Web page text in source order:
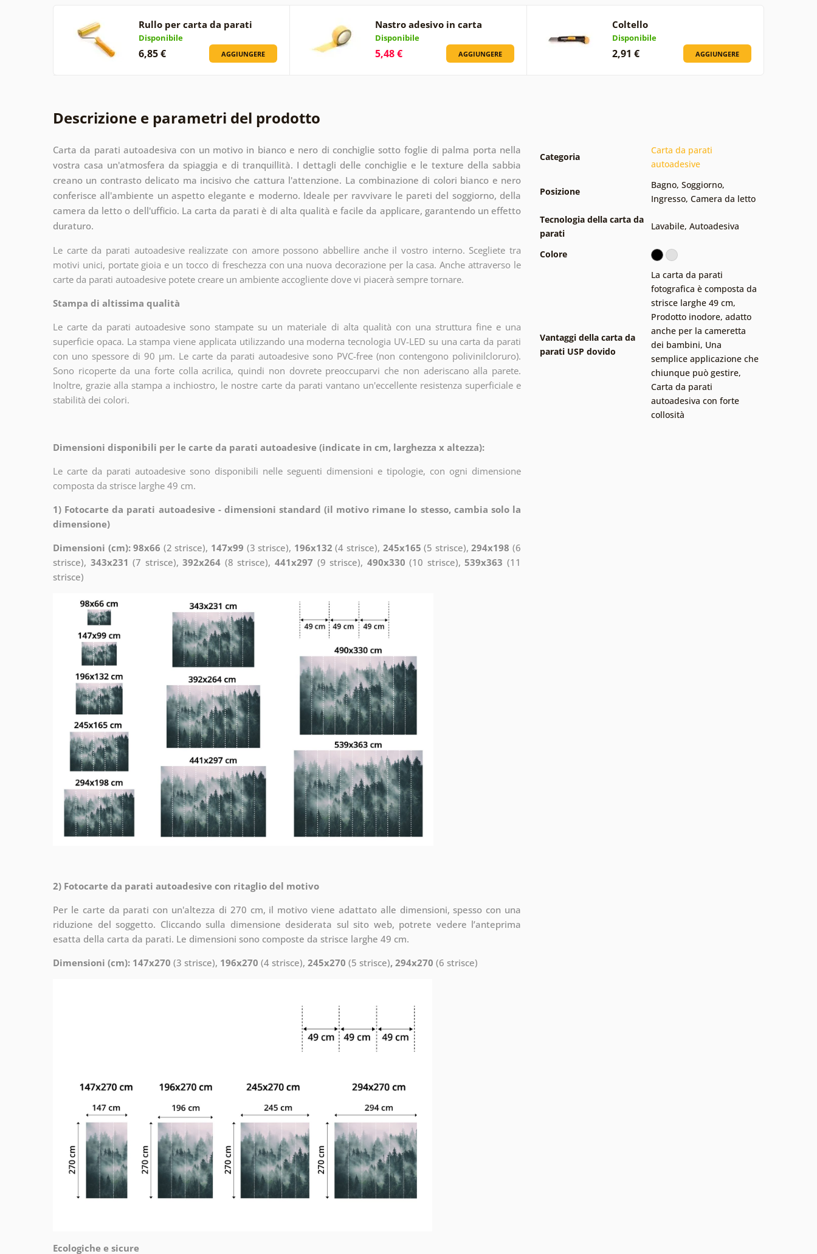
Rullo per carta da parati
Disponibile
6,85 € AGGIUNGERE
Nastro adesivo in carta
Disponibile
5,48 € AGGIUNGERE
Coltello
Disponibile
2,91 € AGGIUNGERE
Descrizione e parametri del prodotto
Carta da parati autoadesiva con un motivo in bianco e nero di conchiglie sotto foglie di palma porta nella
vostra casa un'atmosfera da spiaggia e di tranquillità. I dettagli delle conchiglie e le texture della sabbia
creano un contrasto delicato ma incisivo che cattura l'attenzione. La combinazione di colori bianco e nero
conferisce all'ambiente un aspetto elegante e moderno. Ideale per ravvivare le pareti del soggiorno, della
camera da letto o dell'ufficio. La carta da parati è di alta qualità e facile da applicare, garantendo un effetto
duraturo.
Le carte da parati autoadesive realizzate con amore possono abbellire anche il vostro interno. Scegliete tra
motivi unici, portate gioia e un tocco di freschezza con una nuova decorazione per la casa. Anche attraverso le
carte da parati autoadesive potete creare un ambiente accogliente dove vi piacerà sempre tornare.
Stampa di altissima qualità
Le carte da parati autoadesive sono stampate su un materiale di alta qualità con una struttura fine e una
superficie opaca. La stampa viene applicata utilizzando una moderna tecnologia UV-LED su una carta da parati
con uno spessore di 90 µm. Le carte da parati autoadesive sono PVC-free (non contengono polivinilcloruro).
Sono ricoperte da una forte colla acrilica, quindi non dovrete preoccuparvi che non aderiscano alla parete.
Inoltre, grazie alla stampa a inchiostro, le nostre carte da parati vantano un'eccellente resistenza superficiale e
stabilità dei colori.
Dimensioni disponibili per le carte da parati autoadesive (indicate in cm, larghezza x altezza):
Le carte da parati autoadesive sono disponibili nelle seguenti dimensioni e tipologie, con ogni dimensione
composta da strisce larghe 49 cm.
1) Fotocarte da parati autoadesive - dimensioni standard (il motivo rimane lo stesso, cambia solo la
dimensione)
Dimensioni (cm): 98x66 (2 strisce), 147x99 (3 strisce), 196x132 (4 strisce), 245x165 (5 strisce),294x198 (6
strisce), 343x231 (7 strisce),392x264 (8 strisce),441x297 (9 strisce), 490x330 (10 strisce),539x363 (11
strisce)
2) Fotocarte da parati autoadesive con ritaglio del motivo
Per le carte da parati con un'altezza di 270 cm, il motivo viene adattato alle dimensioni, spesso con una
riduzione del soggetto. Cliccando sulla dimensione desiderata sul sito web, potrete vedere l’anteprima
esatta della carta da parati. Le dimensioni sono composte da strisce larghe 49 cm.
Dimensioni (cm): 147x270 (3 strisce), 196x270 (4 strisce), 245x270 (5 strisce), 294x270 (6 strisce)
Ecologiche e sicure
Categoria
Carta da parati
autoadesive
Posizione
Bagno, Soggiorno,
Ingresso, Camera da letto
Tecnologia della carta da
parati
Lavabile, Autoadesiva
Colore
Vantaggi della carta da
parati USP dovido
La carta da parati
fotografica è composta da
strisce larghe 49 cm,
Prodotto inodore, adatto
anche per la cameretta
dei bambini, Una
semplice applicazione che
chiunque può gestire,
Carta da parati
autoadesiva con forte
collosità